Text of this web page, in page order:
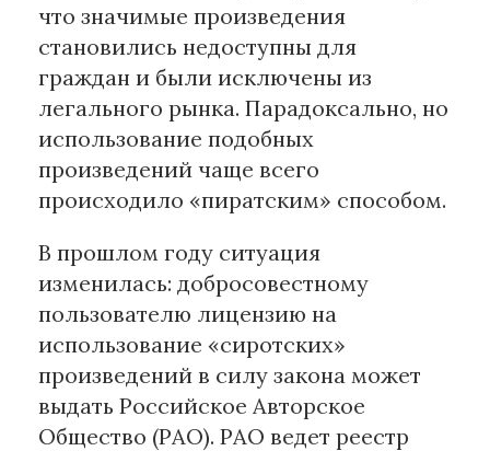
что значимые произведения
становились недоступны для
граждан и были исключены из
легального рынка. Парадоксально, но
использование подобных
произведений чаще всего
происходило «пиратским» способом.
В прошлом году ситуация
изменилась: добросовестному
пользователю лицензию на
использование «сиротских»
произведений в силу закона может
выдать Российское Авторское
Общество (РАО). РАО ведет реестр